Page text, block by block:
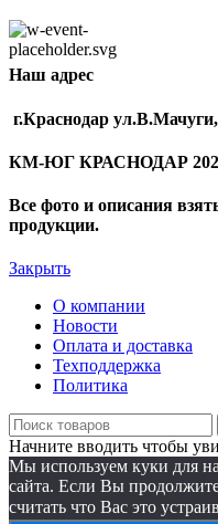
Наш адрес
г.Краснодар
КМ-ЮГ КРАСНОДАР
Все фото и описания
продукции.
Закрыть
О компании
Новости
Оплата и доставка
Техподдержка
Политика
Начните вводить чтобы
Мы используем куки для
сайта. Если Вы
считать что Вас это